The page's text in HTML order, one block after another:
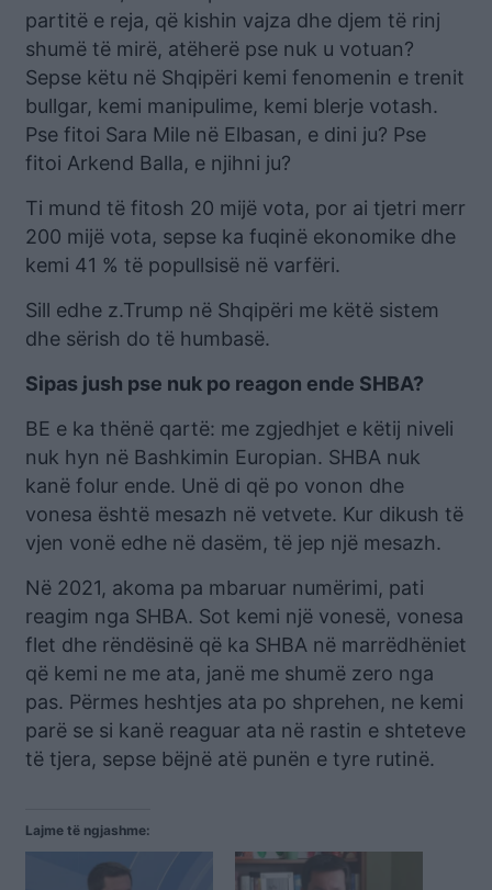
partitë e reja, që kishin vajza dhe djem të rinj
shumë të mirë, atëherë pse nuk u votuan?
Sepse këtu në Shqipëri kemi fenomenin e trenit
bullgar, kemi manipulime, kemi blerje votash.
Pse fitoi Sara Mile në Elbasan, e dini ju? Pse
fitoi Arkend Balla, e njihni ju?
Ti mund të fitosh 20 mijë vota, por ai tjetri merr
200 mijë vota, sepse ka fuqinë ekonomike dhe
kemi 41 % të popullsisë në varfëri.
Sill edhe z.Trump në Shqipëri me këtë sistem
dhe sërish do të humbasë.
Sipas jush pse nuk po reagon ende SHBA?
BE e ka thënë qartë: me zgjedhjet e këtij niveli
nuk hyn në Bashkimin Europian. SHBA nuk
kanë folur ende. Unë di që po vonon dhe
vonesa është mesazh në vetvete. Kur dikush të
vjen vonë edhe në dasëm, të jep një mesazh.
Në 2021, akoma pa mbaruar numërimi, pati
reagim nga SHBA. Sot kemi një vonesë, vonesa
flet dhe rëndësinë që ka SHBA në marrëdhëniet
që kemi ne me ata, janë me shumë zero nga
pas. Përmes heshtjes ata po shprehen, ne kemi
parë se si kanë reaguar ata në rastin e shteteve
të tjera, sepse bëjnë atë punën e tyre rutinë.
Lajme të ngjashme: